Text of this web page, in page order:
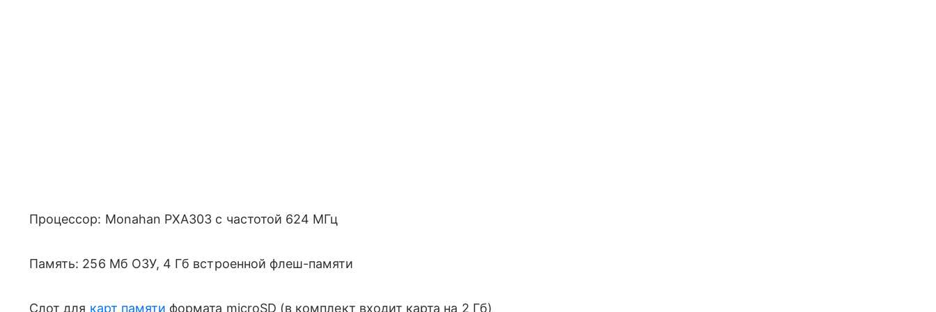
Процессор: Monahan PXA303 с частотой 624 МГц
Память: 256 Мб ОЗУ, 4 Гб встроенной флеш-памяти
Слот для карт памяти формата microSD (в комплект входит карта на 2 Гб)